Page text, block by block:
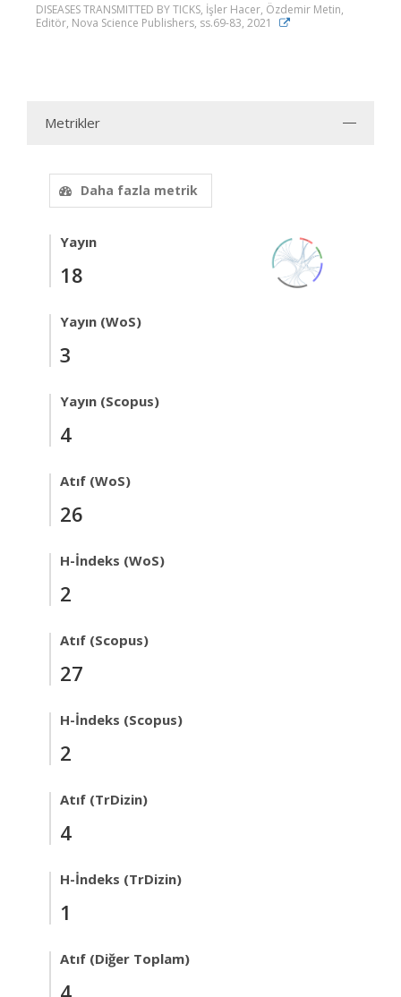
DISEASES TRANSMITTED BY TICKS, İşler Hacer, Özdemir Metin,
Editör, Nova Science Publishers, ss.69-83, 2021
Metrikler
Daha fazla metrik
Yayın
18
Yayın (WoS)
3
Yayın (Scopus)
4
Atıf (WoS)
26
H-İndeks (WoS)
2
Atıf (Scopus)
27
H-İndeks (Scopus)
2
Atıf (TrDizin)
4
H-İndeks (TrDizin)
1
Atıf (Diğer Toplam)
4